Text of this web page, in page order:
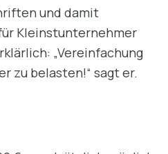
und damit
Kleinstunternehmer
„Vereinfachung
zu belasten!“ sagt er.